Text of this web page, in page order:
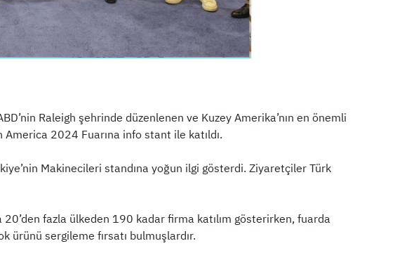
Raleigh şehrinde düzenlenen ve Kuzey Amerika’nın en önemli
2024 Fuarına info stant ile katıldı.
Makinecileri standına yoğun ilgi gösterdi. Ziyaretçiler Türk
fazla ülkeden 190 kadar firma katılım gösterirken, fuarda
ürünü sergileme fırsatı bulmuşlardır.